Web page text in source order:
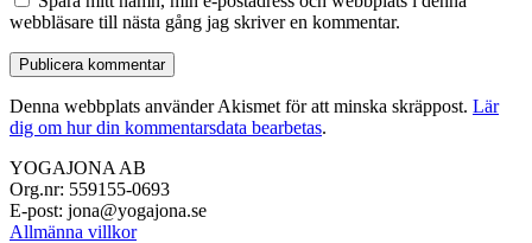
webbläsare till nästa gång jag skriver en kommentar.
Denna webbplats använder Akismet för att minska skräppost. Lär
dig om hur din kommentarsdata bearbetas.
YOGAJONA AB
Org.nr: 559155-0693
E-post: jona@yogajona.se
Allmänna villkor